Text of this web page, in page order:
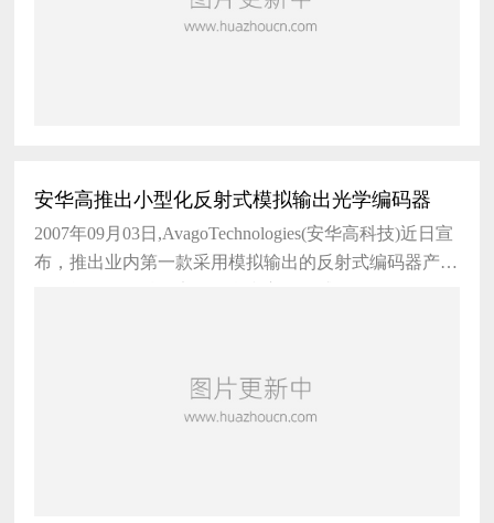
安华高推出小型化反射式模拟输出光学编码器
2007年09月03日,AvagoTechnologies(安华高科技)近日宣
布，推出业内第一款采用模拟输出的反射式编码器产